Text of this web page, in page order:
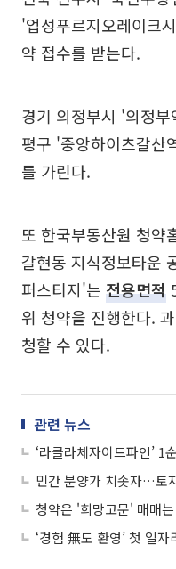
'업성푸르지오레이크
약 접수를 받는다.
경기 의정부시 '의정
평구 '중앙하이츠갈산
를 가린다.
또 한국부동산원 청약
갈현동 지식정보타운
퍼스티지'는 전용면적
위 청약을 진행한다.
청할 수 있다.
관련 뉴스
‘라클라체자이드파인’ 1
‘경험 無도 환영’ 첫 일자